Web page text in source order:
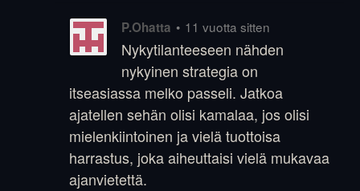
P.Ohatta • 11 vuotta sitten
Nykytilanteeseen nähden
nykyinen strategia on
itseasiassa melko passeli. Jatkoa
ajatellen sehän olisi kamalaa, jos olisi
mielenkiintoinen ja vielä tuottoisa
harrastus, joka aiheuttaisi vielä mukavaa
ajanvietettä.